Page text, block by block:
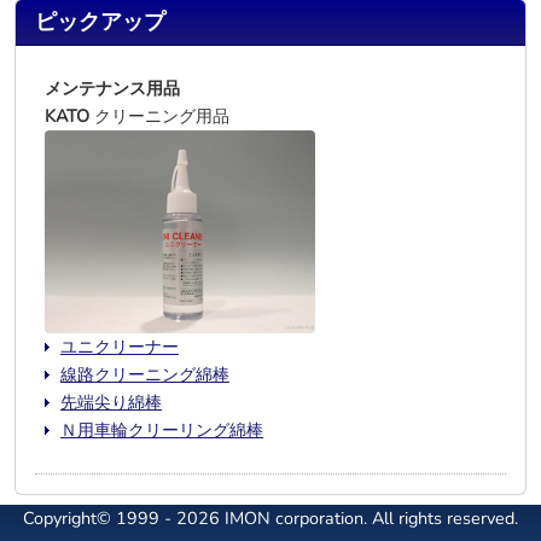
ピックアップ
メンテナンス用品
KATO クリーニング用品
ユニクリーナー
線路クリーニング綿棒
先端尖り綿棒
Ｎ用車輪クリーリング綿棒
Copyright© 1999 - 2026 IMON corporation. All rights reserved.